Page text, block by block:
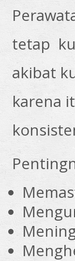
tetap
akibat
karena